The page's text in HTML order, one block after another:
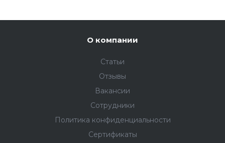
О компании
Статьи
Отзывы
Вакансии
Сотрудники
Политика конфиденциальности
Сертификаты